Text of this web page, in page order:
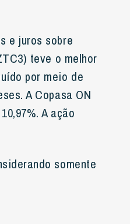
e juros sobre
teve o melhor
por meio de
A Copasa ON
A ação
somente